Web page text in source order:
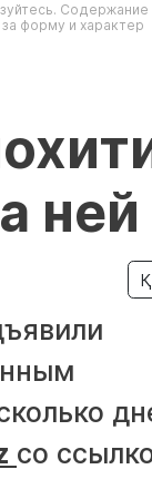
Содержание
форму и характер
ней
со